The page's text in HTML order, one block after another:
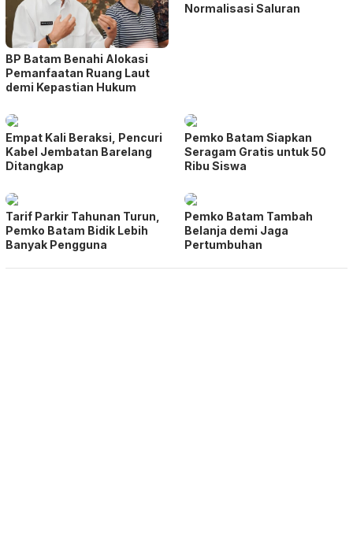
BP Batam Benahi Alokasi
Pemanfaatan Ruang Laut
demi Kepastian Hukum
Normalisasi Saluran
Empat Kali Beraksi, Pencuri
Kabel Jembatan Barelang
Ditangkap
Pemko Batam Siapkan
Seragam Gratis untuk 50
Ribu Siswa
Tarif Parkir Tahunan Turun,
Pemko Batam Bidik Lebih
Banyak Pengguna
Pemko Batam Tambah
Belanja demi Jaga
Pertumbuhan